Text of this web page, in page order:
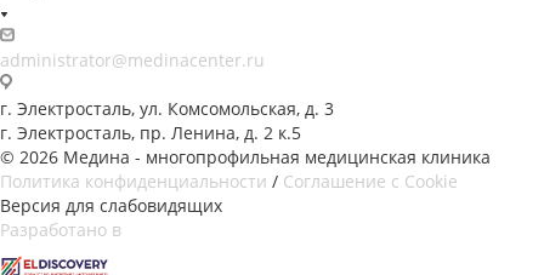
administrator@medinacenter.ru
г. Электросталь, ул. Комсомольская, д. 3
г. Электросталь, пр. Ленина, д. 2 к.5
© 2026 Медина - многопрофильная медицинская клиника
Политика конфиденциальности / Соглашение с Cookie
Версия для слабовидящих
Разработано в